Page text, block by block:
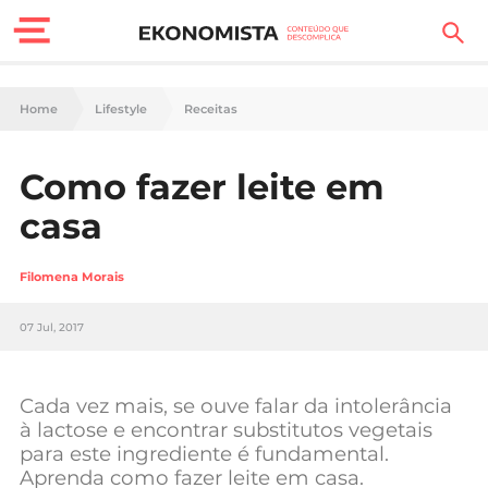
Finanças Pessoais
Carreira
Tecnologia
Negócios
Home Lifestyle Receitas
Como fazer leite em
casa
Filomena Morais
07 Jul, 2017
Cada vez mais, se ouve falar da intolerância
à lactose e encontrar substitutos vegetais
para este ingrediente é fundamental.
Aprenda como fazer leite em casa.